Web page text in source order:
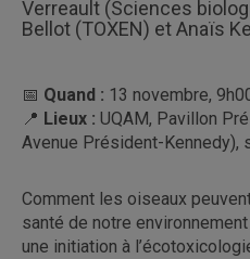
Verreault (Sciences
Bellot (TOXEN) et Anaïs
📅 Quand : 13 novembre,
📍 Lieux : UQAM, Pavillon
Avenue Président-Kennedy),
Comment les oiseaux
santé de notre
une initiation à